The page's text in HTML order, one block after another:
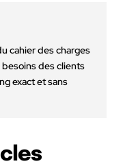
cahier des charges
des clients
exact et sans